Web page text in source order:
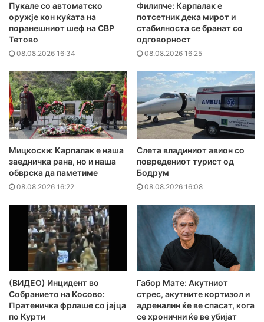
Пукале со автоматско
оружје кон куќата на
поранешниот шеф на СВР
Тетово
08.08.2026 16:34
Филипче: Карпалак е
потсетник дека мирот и
стабилноста се бранат со
одговорност
08.08.2026 16:25
Мицкоски: Карпалак е наша
заедничка рана, но и наша
обврска да паметиме
08.08.2026 16:22
Слета владиниот авион со
повредениот турист од
Бодрум
08.08.2026 16:08
(ВИДЕО) Инцидент во
Собранието на Косово:
Пратеничка фрлаше со јајца
по Курти
Габор Мате: Акутниот
стрес, акутните кортизол и
адреналин ќе ве спасат, кога
се хронични ќе ве убијат